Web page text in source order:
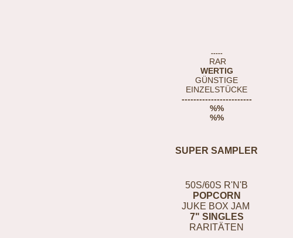
-----
RAR
WERTIG
GÜNSTIGE
EINZELSTÜCKE
------------------------
%%
%%
SUPER SAMPLER
50S/60S R'N'B
POPCORN
JUKE BOX JAM
7" SINGLES
RARITÄTEN